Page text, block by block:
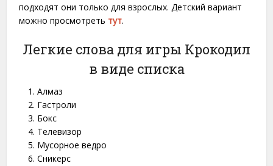
подходят они только для взрослых. Детский вариант
можно просмотреть тут.
Легкие слова для игры Крокодил
в виде списка
Алмаз
Гастроли
Бокс
Телевизор
Мусорное ведро
Сникерс